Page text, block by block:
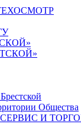
Общества
И